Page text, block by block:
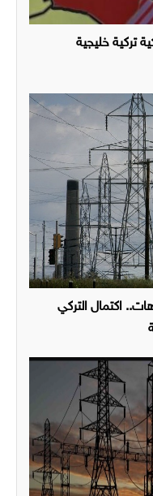
تركية خليجية
العراقي يتفرع بـ3 اتجاهات.. اكتمال التركي